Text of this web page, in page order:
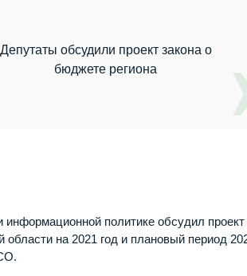
Депутаты обсудили проект закона о
бюджете региона
политике обсудил проект
на 2021 год и плановый период